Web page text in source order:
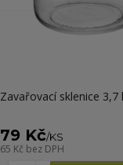
Zavařovací sklenice 3,7 l
79 Kč/KS
65 Kč bez DPH